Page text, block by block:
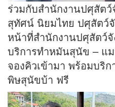
ร่วมกับสำนักงานปศุสัต
สุทัศน์ นิยมไทย ปศุสัตว์จั
หน้าที่สำนักงานปศุสัตว์จั
บริการทำหมันสุนัข – แ
จองคิวเข้ามา พร้อมบริ
พิษสุนัขบ้า ฟรี